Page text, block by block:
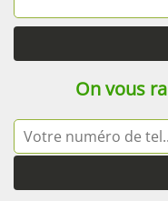
On vous